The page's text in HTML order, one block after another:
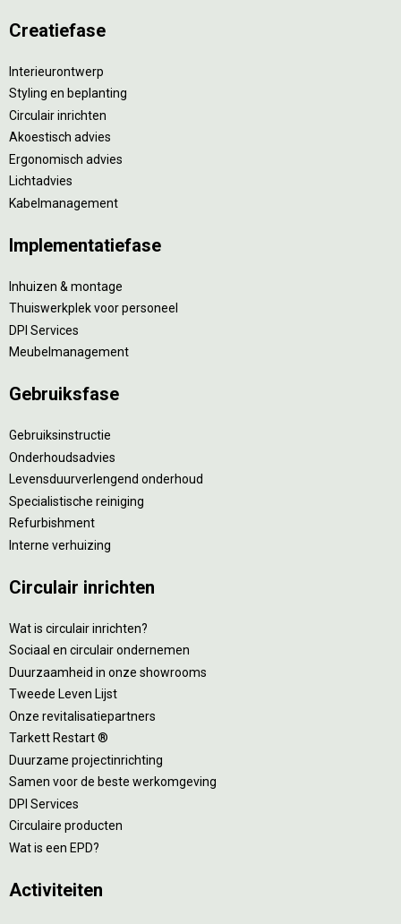
Creatiefase
Interieurontwerp
Styling en beplanting
Circulair inrichten
Akoestisch advies
Ergonomisch advies
Lichtadvies
Kabelmanagement
Implementatiefase
Inhuizen & montage
Thuiswerkplek voor personeel
DPI Services
Meubelmanagement
Gebruiksfase
Gebruiksinstructie
Onderhoudsadvies
Levensduurverlengend onderhoud
Specialistische reiniging
Refurbishment
Interne verhuizing
Circulair inrichten
Wat is circulair inrichten?
Sociaal en circulair ondernemen
Duurzaamheid in onze showrooms
Tweede Leven Lijst
Onze revitalisatiepartners
Tarkett Restart ®
Duurzame projectinrichting
Samen voor de beste werkomgeving
DPI Services
Circulaire producten
Wat is een EPD?
Activiteiten